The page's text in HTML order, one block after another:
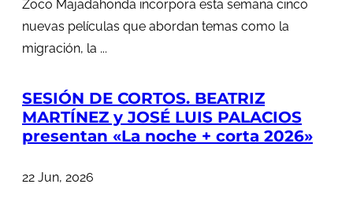
Zoco Majadahonda incorpora esta semana cinco
nuevas películas que abordan temas como la
migración, la ...
SESIÓN DE CORTOS. BEATRIZ
MARTÍNEZ y JOSÉ LUIS PALACIOS
presentan «La noche + corta 2026»
22 Jun, 2026